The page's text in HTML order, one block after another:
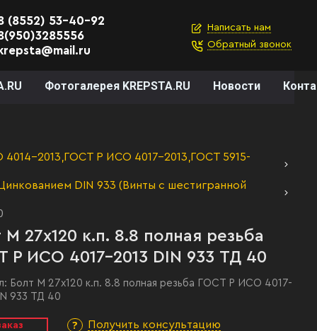
(8552) 53-40-92
krepsta@mail.ru
Написать нам
Обратный звонок
Фотогалерея KREPSTA.RU Новости
2013,ГОСТ Р ИСО 4017-2013,ГОСТ 5915-
DIN 933 (Винты с шестигранной
М 27х120 к.п. 8.8 полная резьба
Р ИСО 4017-2013 DIN 933 ТД 40
Болт М 27х120 к.п. 8.8 полная резьба ГОСТ Р ИСО 4017-
933 ТД 40
Получить консультацию